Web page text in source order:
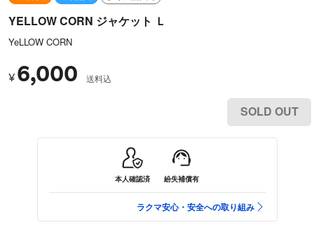
YELLOW CORN ジャケット Ｌ
YeLLOW CORN
¥ 6,000 送料込
SOLD OUT
本人確認済 紛失補償有
ラクマ安心・安全への取り組み